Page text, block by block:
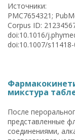
Источники:
PMC7654321;
Corpus ID:
doi:10.1016/
doi:10.1007/
микстура
После
представленные
соединениями,